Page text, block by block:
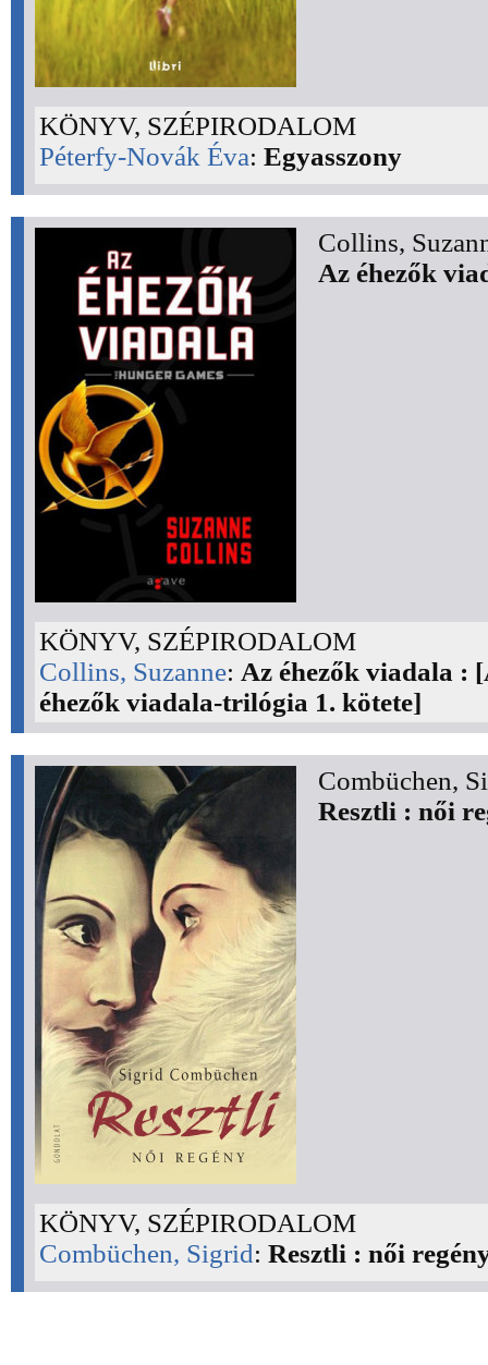
KÖNYV, SZÉPIRODALOM
Péterfy-Novák Éva: Egyasszony
Collins,
Az éhezők
KÖNYV, SZÉPIRODALOM
Collins, Suzanne: Az éhezők viadala :
éhezők viadala-trilógia 1. kötete]
Combüchen,
Resztli : női
KÖNYV, SZÉPIRODALOM
Combüchen, Sigrid: Resztli : női